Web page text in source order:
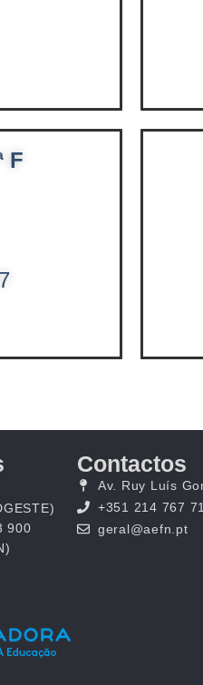
F
900
Contactos
Av. Ruy Luís
+351 214 767
geral@aefn.pt